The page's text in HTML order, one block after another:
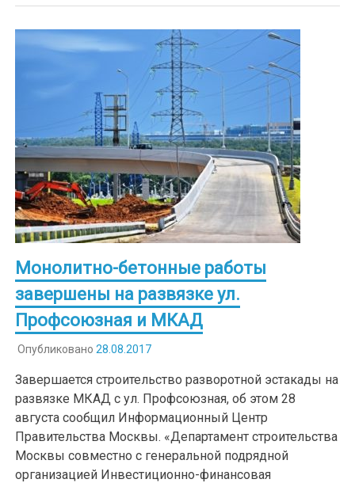
Монолитно-бетонные работы
завершены на развязке ул.
Профсоюзная и МКАД
Опубликовано 28.08.2017
Завершается строительство разворотной эстакады на
развязке МКАД с ул. Профсоюзная, об этом 28
августа сообщил Информационный Центр
Правительства Москвы. «Департамент строительства
Москвы совместно с генеральной подрядной
организацией Инвестиционно-финансовая